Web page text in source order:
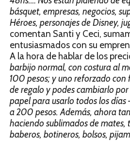
básquet, empresas, negocios,
Héroes, personajes de Disney,
comentan Santi y Ceci,
entusiasmados con su
A la hora de hablar de los
barbijo normal, con costura al
100 pesos; y uno reforzado
de regalo y podes cambiarlo
papel para usarlo todos los
a 200 pesos. Además, ahora
haciendo sublimados de mates,
baberos, botineros, bolsos,